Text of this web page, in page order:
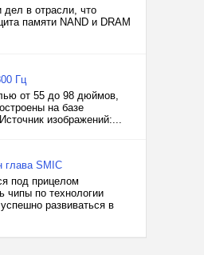
дел в отрасли, что
памяти NAND и DRAM
Гц
от 55 до 98 дюймов,
на базе
изображений:...
глава SMIC
под прицелом
чипы по технологии
развиваться в